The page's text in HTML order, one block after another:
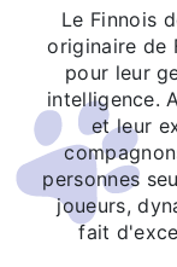
Le Finnois
originaire de
pour leur
intelligence.
et leur
personnes
joueurs,
fait